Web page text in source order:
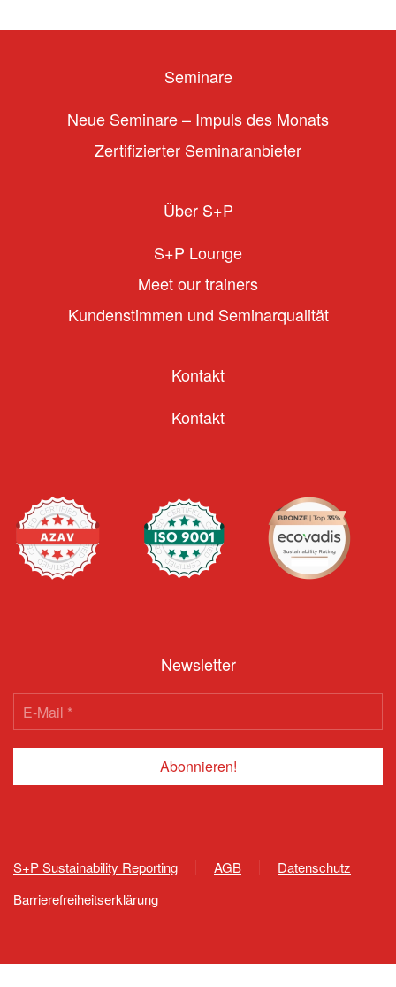
Seminare
Neue Seminare – Impuls des Monats
Zertifizierter Seminaranbieter
Über S+P
S+P Lounge
Meet our trainers
Kundenstimmen und Seminarqualität
Kontakt
Kontakt
Newsletter
S+P Sustainability Reporting AGB
Datenschutz
Barrierefreiheitserklärung